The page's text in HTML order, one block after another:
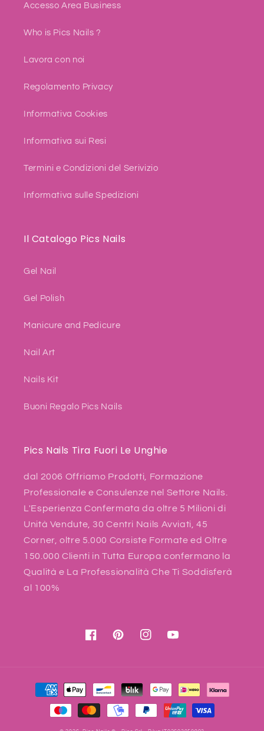
Accesso Area Business
Who is Pics Nails ?
Lavora con noi
Regolamento Privacy
Informativa Cookies
Informativa sui Resi
Termini e Condizioni del Serivizio
Informativa sulle Spedizioni
Il Catalogo Pics Nails
Gel Nail
Gel Polish
Manicure and Pedicure
Nail Art
Nails Kit
Buoni Regalo Pics Nails
Pics Nails Tira Fuori Le Unghie
dal 2006 Offriamo Prodotti, Formazione
Professionale e Consulenze nel Settore Nails.
L'Esperienza Confermata da oltre 5 Milioni di
Unità Vendute, 30 Centri Nails Avviati, 45
Corner, oltre 5.000 Corsiste Formate ed Oltre
150.000 Clienti in Tutta Europa confermano la
Qualità e La Professionalità Che Ti Soddisferà
al 100%
FacebookPinterestInstagramYouTube
Payment
methods